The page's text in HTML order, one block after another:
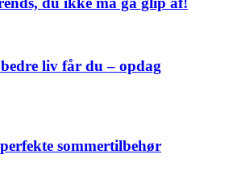
liv får du – opdag
sommertilbehør